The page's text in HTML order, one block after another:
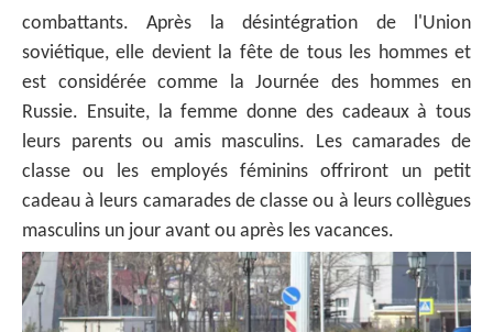
combattants. Après la désintégration de l'Union
soviétique, elle devient la fête de tous les hommes et
est considérée comme la Journée des hommes en
Russie. Ensuite, la femme donne des cadeaux à tous
leurs parents ou amis masculins. Les camarades de
classe ou les employés féminins offriront un petit
cadeau à leurs camarades de classe ou à leurs collègues
masculins un jour avant ou après les vacances.